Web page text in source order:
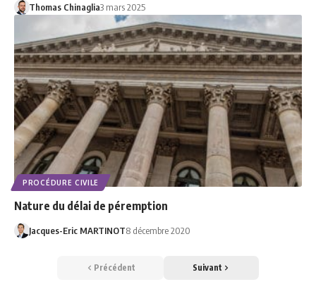
Thomas Chinaglia3 mars 2025
PROCÉDURE CIVILE
Nature du délai de péremption
Jacques-Eric MARTINOT8 décembre 2020
Précédent Suivant